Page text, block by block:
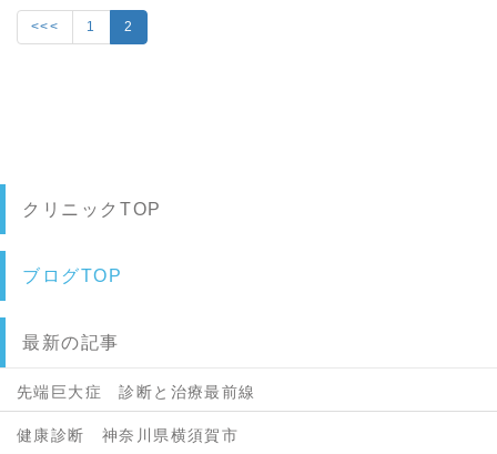
<<< 1 2
クリニックTOP
ブログTOP
最新の記事
先端巨大症 診断と治療最前線
健康診断 神奈川県横須賀市